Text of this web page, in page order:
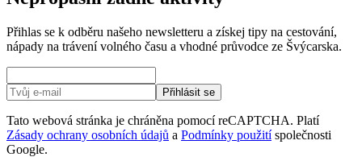
Přihlas se k odběru našeho newsletteru a získej tipy na cestování,
nápady na trávení volného času a vhodné průvodce ze Švýcarska.
Přihlásit se
Tato webová stránka je chráněna pomocí reCAPTCHA. Platí
Zásady ochrany osobních údajů a Podmínky použitíspolečnosti
Google.